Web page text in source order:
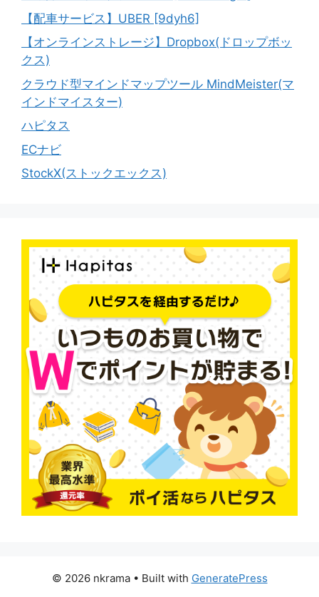
【配車サービス】UBER [9dyh6]
【オンラインストレージ】Dropbox(ドロップボッ
クス)
クラウド型マインドマップツール MindMeister(マ
インドマイスター)
ハピタス
ECナビ
StockX(ストックエックス)
© 2026 nkrama• Built with GeneratePress